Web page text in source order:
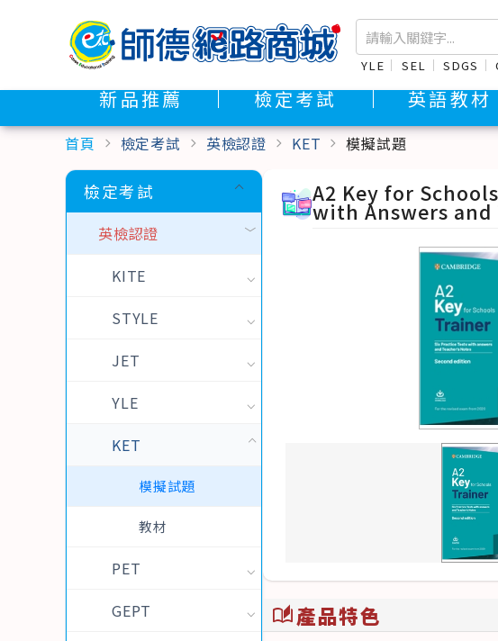
YLE SEL SDGS
新品推薦 檢定考試 英語教材
首頁 chevron_right 檢定考試 chevron_right 英檢認證 chevron_right KET chevron_right 模擬試題
檢定考試
英檢認證
KITE
STYLE
JET
YLE
KET
模擬試題
教材
PET
GEPT
A2 Key for
with Answers
auto_stories產品特色